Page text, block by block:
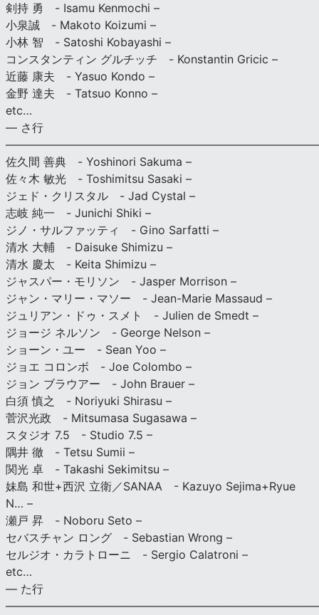
剣持 勇 - Isamu Kenmochi –
小泉誠 - Makoto Koizumi –
小林 智 - Satoshi Kobayashi –
コンスタンティン グルチッチ - Konstantin Gricic –
近藤 康夫 - Yasuo Kondo –
金野 達夫 - Tatsuo Konno –
etc…
— さ行
佐久間 善典 - Yoshinori Sakuma –
佐々木 敏光 - Toshimitsu Sasaki –
ジェド・クリスタル - Jad Cystal –
志岐 純一 - Junichi Shiki –
ジノ・サルファッティ - Gino Sarfatti –
清水 大輔 - Daisuke Shimizu –
清水 慶太 - Keita Shimizu –
ジャスパー・モリソン - Jasper Morrison –
ジャン・マリー・マソー - Jean-Marie Massaud –
ジュリアン・ドゥ・スメト - Julien de Smedt –
ジョージ ネルソン - George Nelson –
ショーン・ユー - Sean Yoo –
ジョエ コロンボ - Joe Colombo –
ジョン ブラウアー - John Brauer –
白須 慎之 - Noriyuki Shirasu –
菅沢光政 - Mitsumasa Sugasawa –
スタジオ 7.5 - Studio 7.5 –
隅井 徹 - Tetsu Sumii –
関光 卓 - Takashi Sekimitsu –
妹島 和世+西沢 立衛／SANAA - Kazuyo Sejima+Ryue
N… –
瀬戸 昇 - Noboru Seto –
セバスチャン ロング - Sebastian Wrong –
セルジオ・カラトローニ - Sergio Calatroni –
etc…
— た行